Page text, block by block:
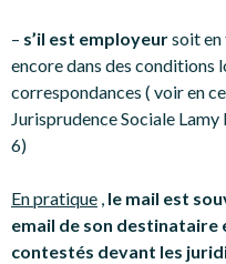
– s’il est employeursoit en
encore dans des conditions
correspondances ( voir en
Jurisprudence Sociale Lamy
6)
En pratique , le mail est
email de son destinataire
contestés devant les